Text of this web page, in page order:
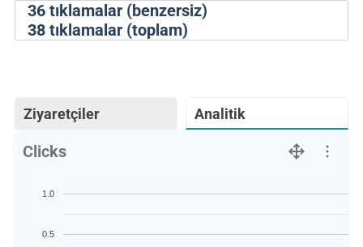
36tıklamalar (benzersiz)
38tıklamalar (toplam)
Ziyaretçiler Analitik
Clicks
0.5
1.0